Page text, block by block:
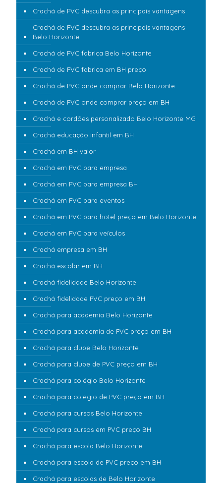
Crachá de PVC descubra as principais vantagens
Crachá de PVC descubra as principais vantagens
Belo Horizonte
Crachá de PVC fabrica Belo Horizonte
Crachá de PVC fabrica em BH preço
Crachá de PVC onde comprar Belo Horizonte
Crachá de PVC onde comprar preço em BH
Crachá e cordões personalizado Belo Horizonte MG
Crachá educação infantil em BH
Crachá em BH valor
Crachá em PVC para empresa
Crachá em PVC para empresa BH
Crachá em PVC para eventos
Crachá em PVC para hotel preço em Belo Horizonte
Crachá em PVC para veículos
Crachá empresa em BH
Crachá escolar em BH
Crachá fidelidade Belo Horizonte
Crachá fidelidade PVC preço em BH
Crachá para academia Belo Horizonte
Crachá para academia de PVC preço em BH
Crachá para clube Belo Horizonte
Crachá para clube de PVC preço em BH
Crachá para colégio Belo Horizonte
Crachá para colégio de PVC preço em BH
Crachá para cursos Belo Horizonte
Crachá para cursos em PVC preço BH
Crachá para escola Belo Horizonte
Crachá para escola de PVC preço em BH
Crachá para escolas de Belo Horizonte